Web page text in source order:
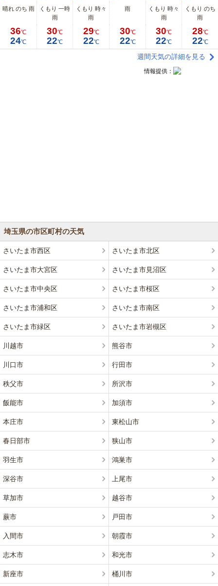
晴れ のち 雨
くもり 一時
雨
くもり 時々
雨
雨
くもり 時々
雨
くもり のち
雨
36℃
24℃
30℃
22℃
29℃
22℃
30℃
22℃
30℃
22℃
28℃
22℃
週間天気の詳細を見る
情報提供：
埼玉県の市区町村の天気
さいたま市西区 さいたま市北区
さいたま市大宮区 さいたま市見沼区
さいたま市中央区 さいたま市桜区
さいたま市浦和区 さいたま市南区
さいたま市緑区 さいたま市岩槻区
川越市 熊谷市
川口市 行田市
秩父市 所沢市
飯能市 加須市
本庄市 東松山市
春日部市 狭山市
羽生市 鴻巣市
深谷市 上尾市
草加市 越谷市
蕨市 戸田市
入間市 朝霞市
志木市 和光市
新座市 桶川市